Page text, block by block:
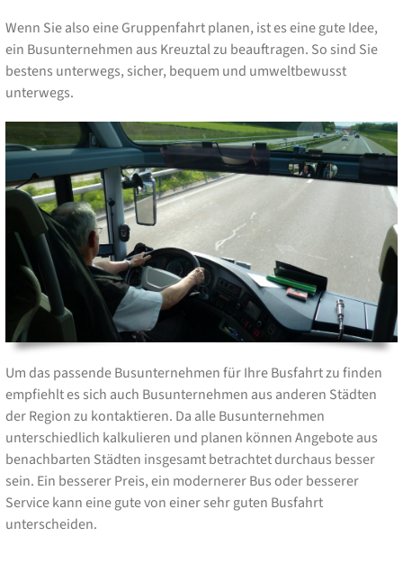
Wenn Sie also eine Gruppenfahrt planen, ist es eine gute Idee,
ein Busunternehmen aus Kreuztal zu beauftragen. So sind Sie
bestens unterwegs, sicher, bequem und umweltbewusst
unterwegs.
Um das passende Busunternehmen für Ihre Busfahrt zu finden
empfiehlt es sich auch Busunternehmen aus anderen Städten
der Region zu kontaktieren. Da alle Busunternehmen
unterschiedlich kalkulieren und planen können Angebote aus
benachbarten Städten insgesamt betrachtet durchaus besser
sein. Ein besserer Preis, ein modernerer Bus oder besserer
Service kann eine gute von einer sehr guten Busfahrt
unterscheiden.